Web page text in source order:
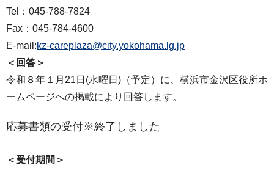
Tel：045-788-7824
Fax：045-784-4600
E-mail:kz-careplaza@city.yokohama.lg.jp
＜回答＞
令和８年１⽉21⽇(水曜⽇)（予定）に、横浜市⾦沢区役所ホ
ームページへの掲載により回答します。
応募書類の受付※終了しました
＜受付期間＞